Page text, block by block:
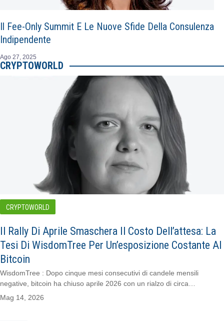
Il Fee-Only Summit E Le Nuove Sfide Della Consulenza
Indipendente
Ago 27, 2025
CRYPTOWORLD
CRYPTOWORLD
Il Rally Di Aprile Smaschera Il Costo Dell’attesa: La
Tesi Di WisdomTree Per Un’esposizione Costante Al
Bitcoin
WisdomTree : Dopo cinque mesi consecutivi di candele mensili
negative, bitcoin ha chiuso aprile 2026 con un rialzo di circa…
Mag 14, 2026